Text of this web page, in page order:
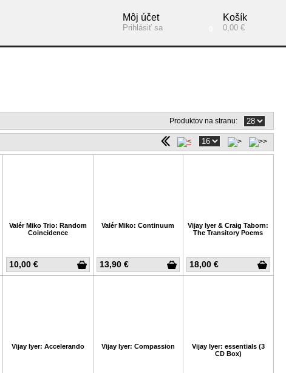
Košík
0,00 €
Môj účet
Prihlásiť sa
Produktov na stranu:
10,00 €
Valér Miko Trio: Random
Coincidence
13,90 €
Valér Miko: Continuum
18,00 €
Vijay Iyer & Craig Taborn:
The Transitory Poems
Vijay Iyer: Accelerando Vijay Iyer: Compassion
Vijay Iyer: essentials (3
CD Box)